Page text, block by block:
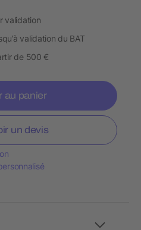
validation
validation du BAT
de 500 €
au panier
un devis